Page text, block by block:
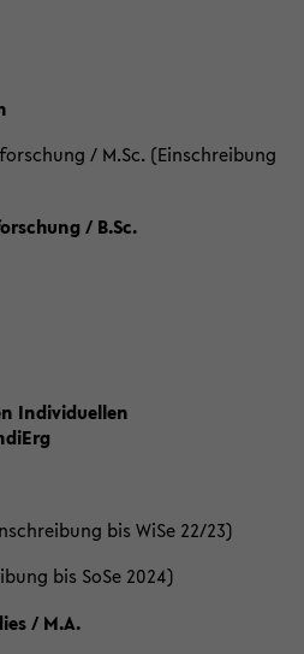
/ M.Sc. (Einschreibung
/ B.Sc.
Individuellen
bis WiSe 22/23)
bis SoSe 2024)
/ M.A.